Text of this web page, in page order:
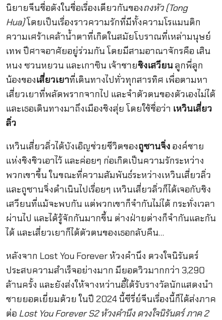
นิยายจีนชื่อดังในชื่อเรื่องเดียวกันของถงหัว (Tong
Hua)โดยเป็นเรื่องราวความรักที่มีทั้งความโรแมนติก
ความเศร้าเคล้าน้ำตาที่เกิดในสมัยโบราณที่เหล่ามนุษย์
เทพ ปีศาจอาศัยอยู่ร่วมกัน โดยมีสามอาณาจักรคือ เสิน
หนง ซวนหยวน และเกาซิน เจ้าชายชิงเสวียนลูกพี่ลูก
น้องของเสี่ยวเยาที่เดินทางไปทั่วทุกสารทิศ เพื่อตามหา
เสี่ยวเยาที่พลัดพรากจากไป และจำตัวตนของตัวเองไม่ได้
และเธอเดินทางมาถึงเมืองชิงสุ่ย โดยใช้ชื่อว่า เหวินเสี่ยว
ลิ่ว
เหวินเสี่ยวลิ่วได้บังเอิญช่วยชีวิตของถูซานจิ่ง องค์ชาย
แห่งชิงชิวเอาไว้ และค่อยๆ ก่อเกิดเป็นความรักระหว่าง
พวกเขาขึ้น ในขณะที่ความสัมพันธ์ระหว่างเหวินเสี่ยวลิ่ว
และถูซานจิ่งดำเนินไปเรื่อยๆ เหวินเสี่ยวลิ่วก็ได้เจอกับชิง
เสวียนที่แม้จะพบกัน แต่พวกเขาก็จำกันไม่ได้ กระทั่งเวลา
ผ่านไป และได้รู้จักกันมากขึ้น ต่างฝ่ายต่างก็จำกันและกัน
ได้ และเสี่ยวเยาก็ได้ตัวตนของเธอกลับคืน…
หลังจาก Lost You Forever ห้วงคำนึง ดวงใจนิรันดร์
ประสบความสำเร็จอย่างมาก มียอดวิวมากกว่า 3,290
ล้านครั้ง และยังส่งให้จางหว่านอี้ได้รับรางวัลนักแสดงนำ
ชายยอดเยี่ยมด้วย ในปี 2024 นี้ซีรี่ย์จีนเรื่องนี้ก็ได้ส่งภาค
ต่อ Lost You Forever S2 ห้วงคำนึง ดวงใจนิรันดร์ ภาค 2